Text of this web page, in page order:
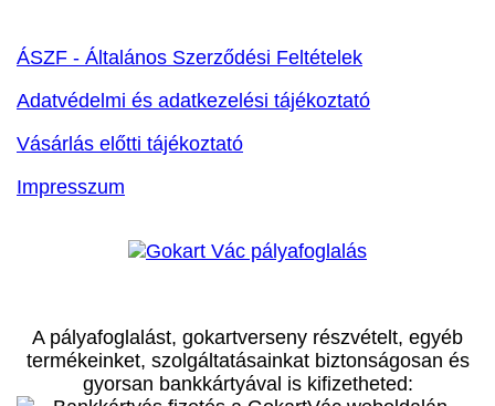
ÁSZF - Általános Szerződési Feltételek
Adatvédelmi és adatkezelési tájékoztató
Vásárlás előtti tájékoztató
Impresszum
A pályafoglalást, gokartverseny részvételt, egyéb
termékeinket, szolgáltatásainkat biztonságosan és
gyorsan bankkártyával is kifizetheted: